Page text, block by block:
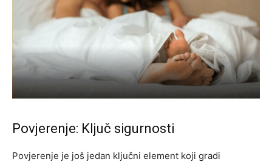
Povjerenje: Ključ sigurnosti
Povjerenje je još jedan ključni element koji gradi